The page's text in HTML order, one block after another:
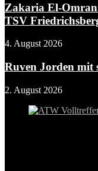
Zakaria El-
TSV
4. August 2026
Ruven Jorden mit
2. August 2026